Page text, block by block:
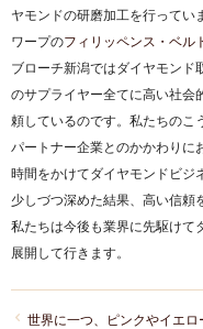
ヤモンドの研磨加工を行ってい
ワープのフィリッペンス・ベル
ブローチ新潟ではダイヤモンド
のサプライヤー全てに高い社会
頼しているのです。私たちのこ
パートナー企業とのかかわりに
時間をかけてダイヤモンドビジ
少しづつ深めた結果、高い信頼
私たちは今後も業界に先駆けて
展開して行きます。
世界に一つ、ピンクやイエロー特別なダイヤモンドでプロポーズの